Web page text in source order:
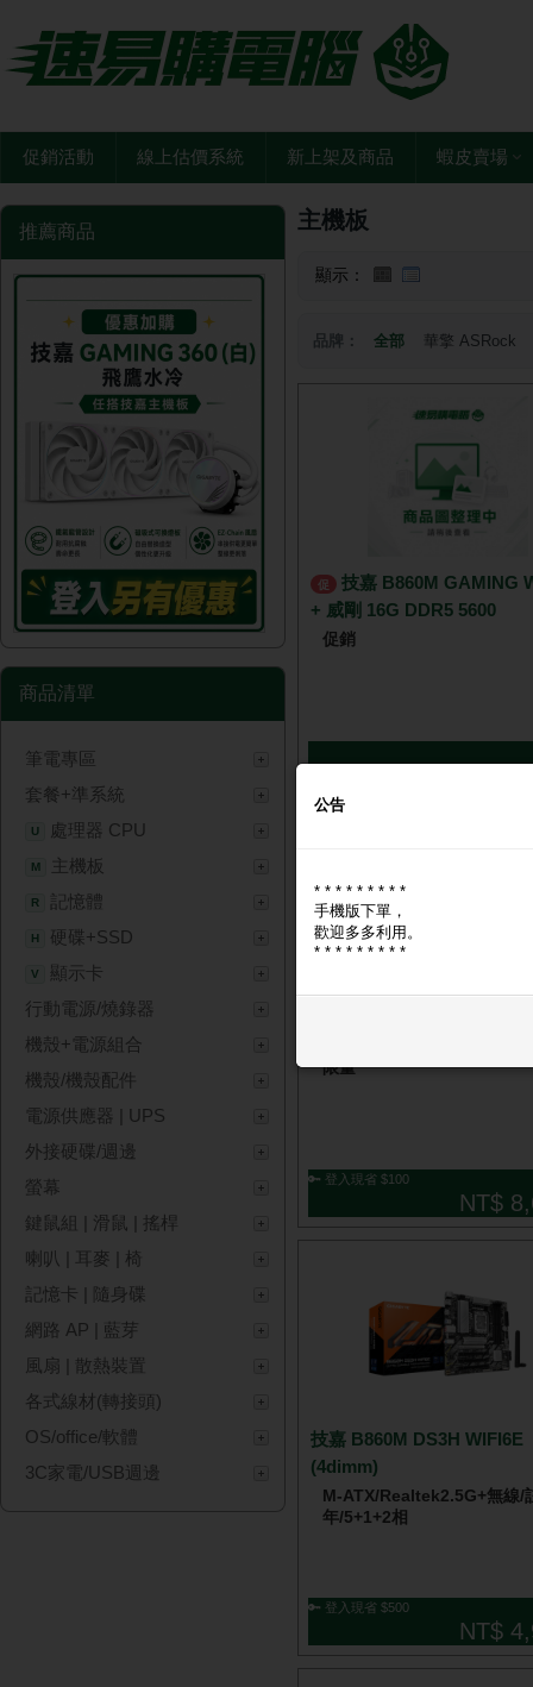
促銷活動 線上估價系統 新上架及商品 蝦皮賣場
推薦商品
商品清單
筆電專區
套餐+準系統
U 處理器 CPU
M 主機板
R 記憶體
H 硬碟+SSD
V
顯示卡
行動電源/燒錄器
機殼+電源組合
機殼/機殼配件
電源供應器 | UPS
外接硬碟/週邊
螢幕
鍵鼠組 | 滑鼠 | 搖桿
喇叭 | 耳麥 | 椅
記憶卡 | 隨身碟
網路 AP | 藍芽
風扇 | 散熱裝置
各式線材(轉接頭)
OS/office/軟體
3C家電/USB週邊
主機板
顯示：
品牌： 全部 華擎 ASRock
促
+ 威剛 16G DDR5 5600
促銷
限量
🔑 登入現省 $100
NT$
技嘉 B860M DS3H WIFI6E
(4dimm)
M-ATX/Realtek2.5G+無線/
年/5+1+2相
🔑 登入現省 $500
NT$
公告
* * * * * * * * *
手機版下單，
歡迎多多利用。
* * * * * * * * *